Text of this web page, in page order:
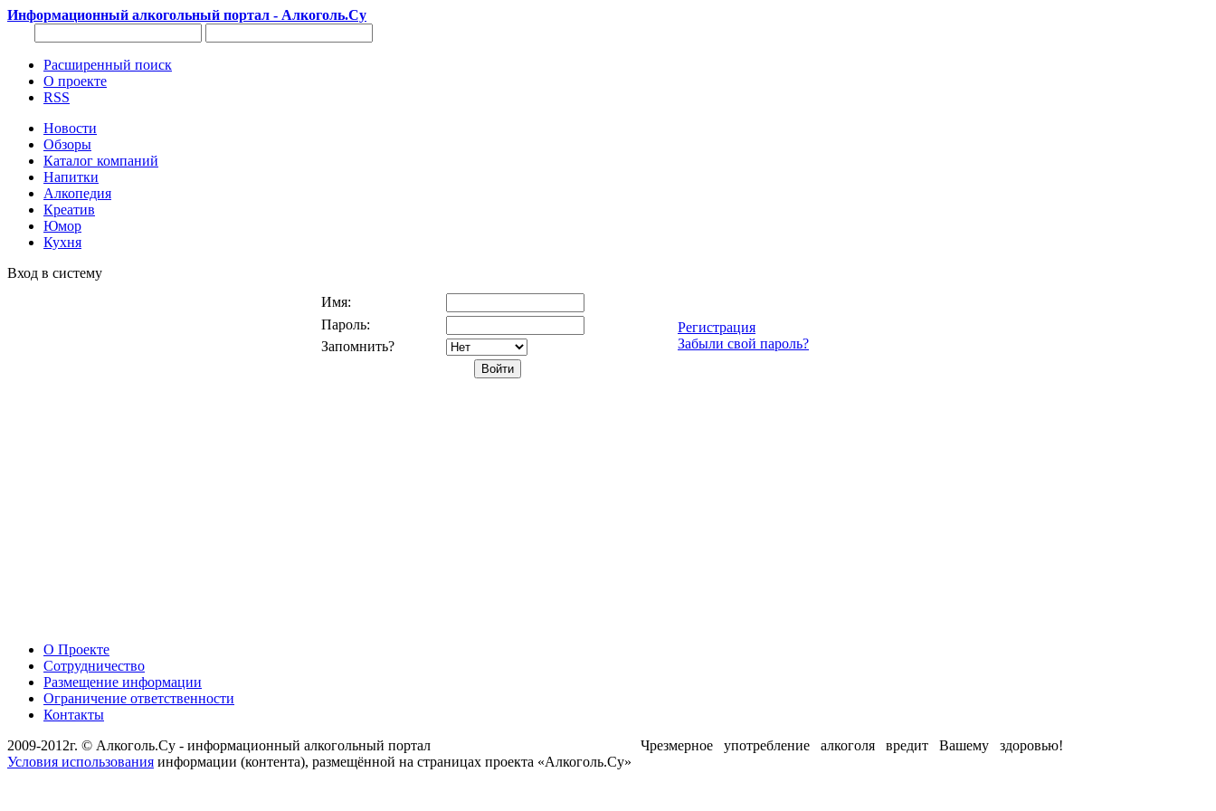
Информационный алкогольный портал - Алкоголь.Су
Расширенный поиск
О проекте
RSS
Новости
Обзоры
Каталог компаний
Напитки
Алкопедия
Креатив
Юмор
Кухня
Вход в систему
Имя:
Регистрация
Забыли свой пароль?
Пароль:
Запомнить?
О Проекте
Сотрудничество
Размещение информации
Ограничение ответственности
Контакты
2009-2012г. © Алкоголь.Су - информационный алкогольный портал
Условия использования информации (контента), размещённой на страницах проекта «Алкоголь.Су»
Чрезмерное употребление алкоголя вредит Вашему здоровью!